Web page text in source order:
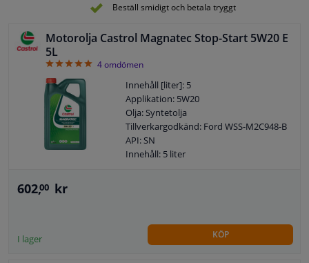
D40
Innehåll: 1 liter
Viskositetsklass enligt SAE: 5W-40
Beställ smidigt och betala tryggt
Motorolja Castrol Magnatec Stop-Start 5W20 E
5L
54omdömen
Innehåll [liter]: 5
Applikation: 5W20
Olja: Syntetolja
Tillverkargodkänd: Ford WSS-M2C948-B
API: SN
Innehåll: 5 liter
ACEA: -
602,00 kr
I lager KÖP